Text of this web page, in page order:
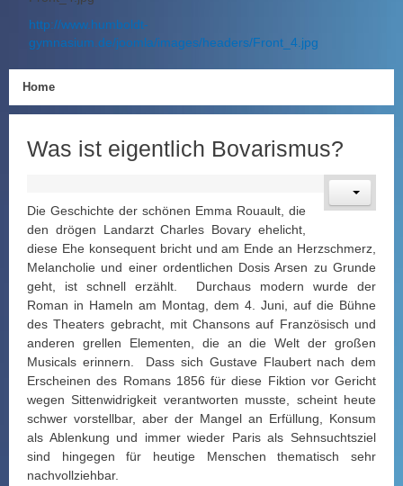
http://www.humboldt-
gymnasium.de/joomla/images/headers/Front_4.jpg
Home
Was ist eigentlich Bovarismus?
Die Geschichte der schönen Emma Rouault, die
den drögen Landarzt Charles Bovary ehelicht,
diese Ehe konsequent bricht und am Ende an Herzschmerz,
Melancholie und einer ordentlichen Dosis Arsen zu Grunde
geht, ist schnell erzählt. Durchaus modern wurde der
Roman in Hameln am Montag, dem 4. Juni, auf die Bühne
des Theaters gebracht, mit Chansons auf Französisch und
anderen grellen Elementen, die an die Welt der großen
Musicals erinnern. Dass sich Gustave Flaubert nach dem
Erscheinen des Romans 1856 für diese Fiktion vor Gericht
wegen Sittenwidrigkeit verantworten musste, scheint heute
schwer vorstellbar, aber der Mangel an Erfüllung, Konsum
als Ablenkung und immer wieder Paris als Sehnsuchtsziel
sind hingegen für heutige Menschen thematisch sehr
nachvollziehbar.